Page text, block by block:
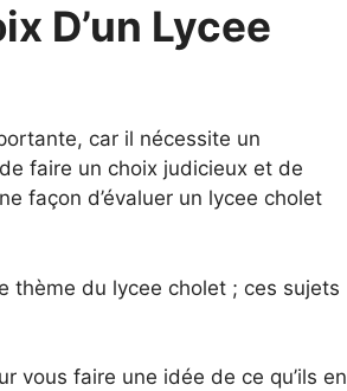
D’un Lycee
car il nécessite un
faire un choix judicieux et de
façon d’évaluer un lycee cholet
thème du lycee cholet ; ces sujets
vous faire une idée de ce qu’ils en